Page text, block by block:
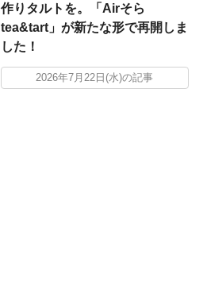
作りタルトを。「Airそら
tea&tart」が新たな形で再開しま
した！
2026年7月22日(水)の記事